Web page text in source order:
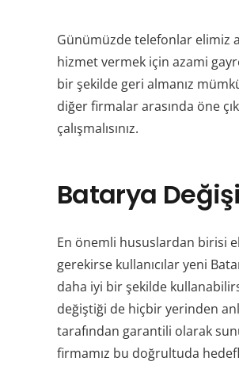
Günümüzde telefonlar elimiz
hizmet vermek için azami
bir şekilde geri almanız
diğer firmalar arasında öne
çalışmalısınız.
Batarya
En önemli hususlardan birisi
gerekirse kullanıcılar yeni
daha iyi bir şekilde
değiştiği de hiçbir yerinden
tarafından garantili olarak
firmamız bu doğrultuda